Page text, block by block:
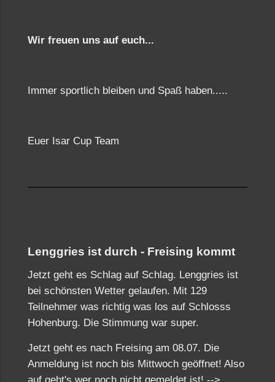
Wir freuen uns auf euch...
Immer sportlich bleiben und Spaß haben.....
Euer Isar Cup Team
Lenggries ist durch - Freising kommt
Jetzt geht es Schlag auf Schlag. Lenggries ist
bei schönsten Wetter gelaufen. Mit 129
Teilnehmer was richtig was los auf Schlosss
Hohenburg. Die Stimmung war super.
Jetzt geht es nach Freising am 08.07. Die
Anmeldung ist noch bis Mittwoch geöffnet! Also